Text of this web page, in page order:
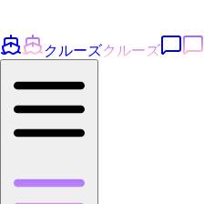
クルーズクルーズ